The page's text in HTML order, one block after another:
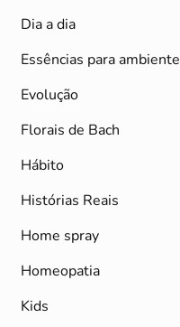
Dia a dia
Essências para ambiente
Evolução
Florais de Bach
Hábito
Histórias Reais
Home spray
Homeopatia
Kids